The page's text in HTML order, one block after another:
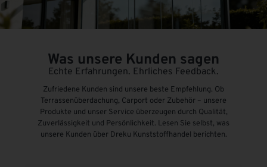
Was unsere Kunden sagen
Echte Erfahrungen. Ehrliches Feedback.
Zufriedene Kunden sind unsere beste Empfehlung. Ob
Terrassenüberdachung, Carport oder Zubehör – unsere
Produkte und unser Service überzeugen durch Qualität,
Zuverlässigkeit und Persönlichkeit. Lesen Sie selbst, was
unsere Kunden über Dreku Kunststoffhandel berichten.